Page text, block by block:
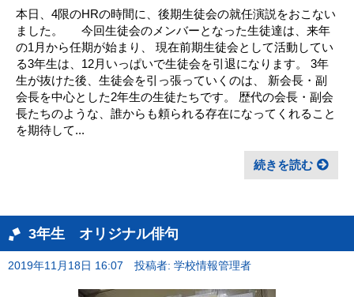
本日、4限のHRの時間に、後期生徒会の就任演説をおこない
ました。 今回生徒会のメンバーとなった生徒達は、来年
の1月から任期が始まり、 現在前期生徒会として活動してい
る3年生は、12月いっぱいで生徒会を引退になります。 3年
生が抜けた後、生徒会を引っ張っていくのは、 新会長・副
会長を中心とした2年生の生徒たちです。 歴代の会長・副会
長たちのような、誰からも頼られる存在になってくれること
を期待して...
続きを読む
3年生 オリジナル俳句
2019年11月18日 16:07 投稿者: 学校情報管理者